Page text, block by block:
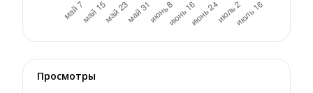
Просмотры